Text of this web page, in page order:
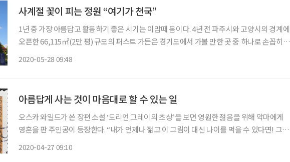
사계절 꽃이 피는 정원 “여기가 천국”
1년 중 가장 아름답고 활동하기 좋은 시기는 이맘때 봄이다. 4년 전 파주시와 고양시의 경계에
오픈한 66,115㎡(2만 평) 규모의 퍼스트 가든은 경기도에서 가볼 만한 곳 중 하나로 손꼽히는
2020-05-28 09:48
아름답게 사는 것이 마음대로 할 수 있는 일
오스카 와일드가 쓴 장편 소설 ‘도리언 그레이의 초상’을 보면 영원한 젊음을 위해 악마에게
영혼을 판 주인공이 등장한다. “내가 언제나 젊고 이 그림이 대신 나이를 먹을 수 있다면! 그것
2020-04-27 09:10